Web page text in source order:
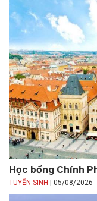
Học bổng Chính
TUYỂN SINH | 05/08/2026